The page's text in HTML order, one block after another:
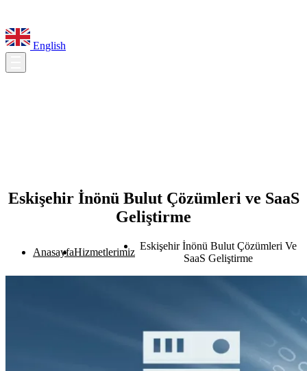
English
Eskişehir İnönü Bulut Çözümleri ve SaaS
Geliştirme
AnasayfaHizmetlerimiz
Eskişehir İnönü Bulut Çözümleri Ve
SaaS Geliştirme